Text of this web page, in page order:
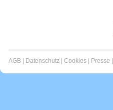
AGB Datenschutz Cookies Presse